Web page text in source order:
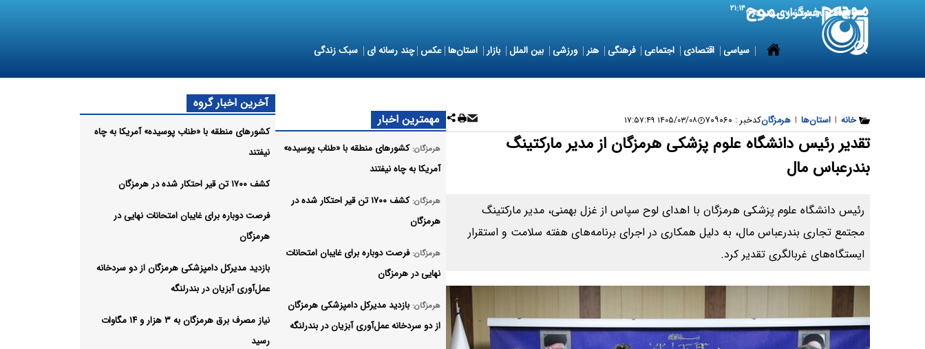
8 August 2026 شنبه ۱۷ مرداد ۱۴۰۵ ۲۱:۱۴
سیاسی اقتصادی اجتماعی فرهنگی هنر ورزشی بین الملل بازار استان‌ها عکس چند رسانه ای سبک زندگی
خانه | استان‌ها | هرمزگانکدخبر : ۷۰۹۰۶۰ ۱۴۰۵/۰۳/۰۸ ۱۷:۵۷:۴۹
تقدیر رئیس دانشگاه علوم پزشکی هرمزگان از مدیر مارکتینگ
بندرعباس مال
رئیس دانشگاه علوم پزشکی هرمزگان با اهدای لوح سپاس از غزل بهمنی، مدیر مارکتینگ
مجتمع تجاری بندرعباس مال، به دلیل همکاری در اجرای برنامه‌های هفته سلامت و استقرار
ایستگاه‌های غربالگری تقدیر کرد.
مهمترین اخبار
هرمزگان: کشورهای منطقه با «طناب پوسیده»
آمریکا به چاه نیفتند
هرمزگان:
کشف ۱۷۰۰ تن قیر احتکار شده در
هرمزگان
هرمزگان: فرصت دوباره برای غایبان امتحانات
نهایی در هرمزگان
هرمزگان: بازدید مدیرکل دامپزشکی هرمزگان
از دو سردخانه عمل‌آوری آبزیان در بندرلنگه
آخرین اخبار گروه
کشورهای منطقه با «طناب پوسیده» آمریکا به چاه
نیفتند
کشف ۱۷۰۰ تن قیر احتکار شده در هرمزگان
فرصت دوباره برای غایبان امتحانات نهایی در
هرمزگان
بازدید مدیرکل دامپزشکی هرمزگان از دو سردخانه
عمل‌آوری آبزیان در بندرلنگه
نیاز مصرف برق هرمزگان به ۳ هزار و ۱۴ مگاوات
رسید